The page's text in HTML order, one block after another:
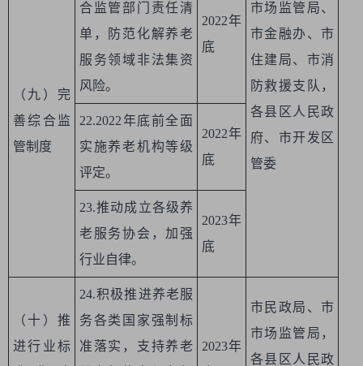
（九）完
善综合监
管制度
合监管部门责任清
单，防范化解养老
服务领域非法集资
风险。
2022年
底
市场监管局、
市金融办、市
住建局、市消
防救援支队，
各县区人民政
府、市开发区
管委
22.2022年底前全面
实施养老机构等级
评定。
2022年
底
23.推动成立各级养
老服务协会，加强
行业自律。
2023年
底
（十）推
进行业标
24.积极推进养老服
务各类国家强制标
准落实，支持养老
2023年
市民政局、市
市场监管局，
各县区人民政